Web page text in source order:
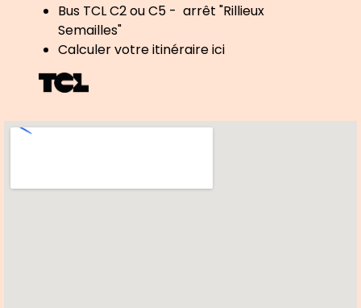
Bus TCL C2 ou C5 - arrêt "Rillieux
Semailles"
Calculer votre itinéraire ici